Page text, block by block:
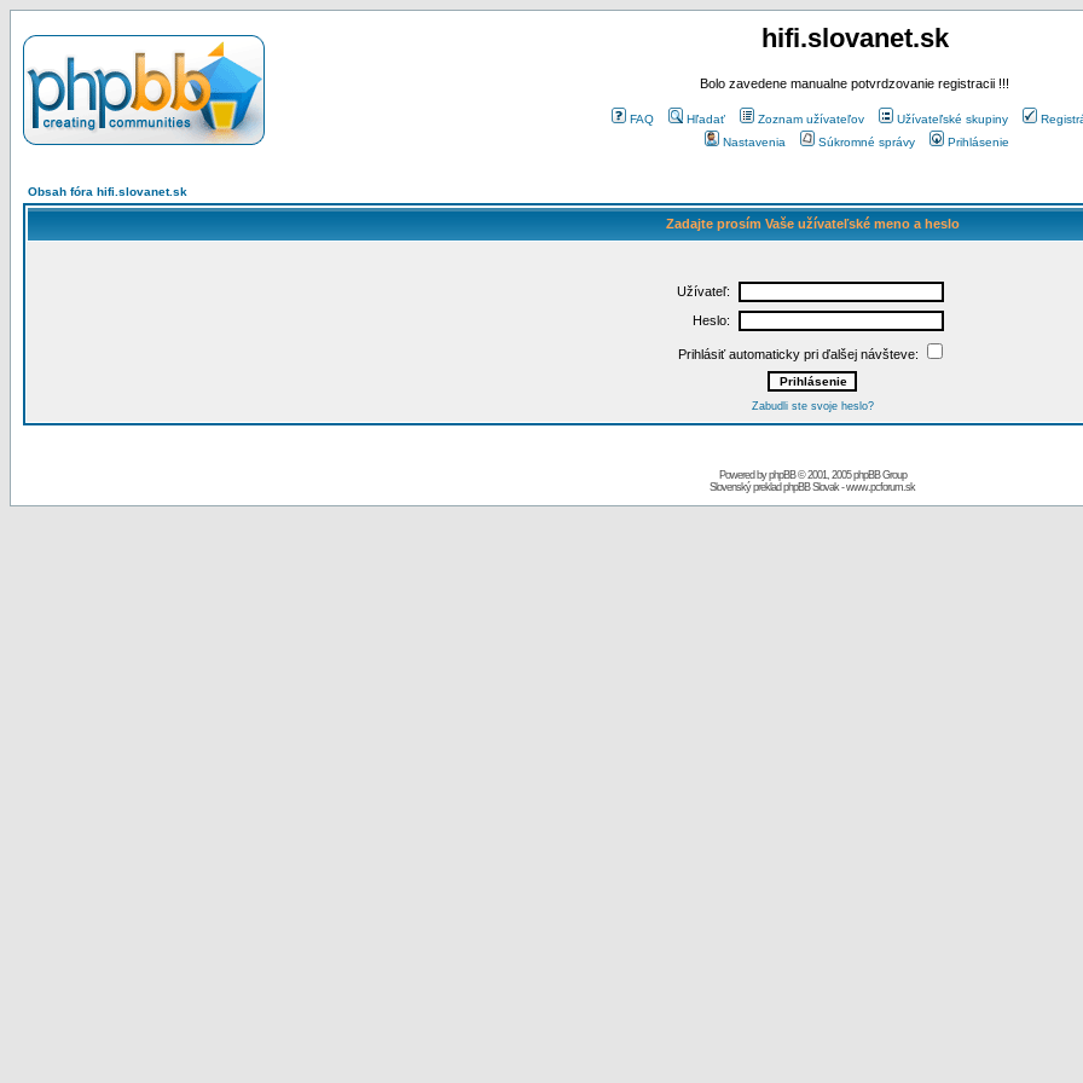
hifi.slovanet.sk
Bolo zavedene manualne potvrdzovanie registracii !!!
FAQ Hľadať Zoznam užívateľov Užívateľské skupiny
Nastavenia
Súkromné správy Prihlásenie
Obsah fóra hifi.slovanet.sk
Zadajte prosím Vaše užívateľské meno a heslo
Užívateľ:
Heslo:
Prihlásiť automaticky pri ďalšej návšteve:
Zabudli ste svoje heslo?
Powered byphpBB© 2001, 2005 phpBB Group
Slovenský preklad phpBB Slovak-www.pcforum.sk